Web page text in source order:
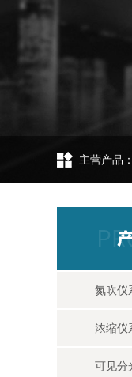
主营产品
氮吹仪
浓缩仪
可见分